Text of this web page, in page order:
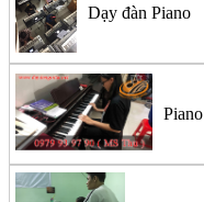
Dạy đàn Piano
Piano